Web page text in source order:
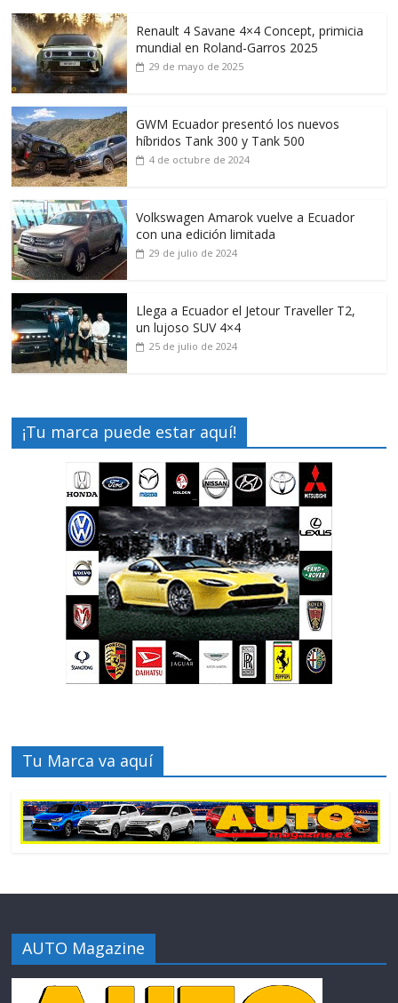
Renault 4 Savane 4×4 Concept, primicia
mundial en Roland-Garros 2025
29 de mayo de 2025
GWM Ecuador presentó los nuevos
híbridos Tank 300 y Tank 500
4 de octubre de 2024
Volkswagen Amarok vuelve a Ecuador
con una edición limitada
29 de julio de 2024
Llega a Ecuador el Jetour Traveller T2,
un lujoso SUV 4×4
25 de julio de 2024
¡Tu marca puede estar aquí!
Tu Marca va aquí
AUTO Magazine